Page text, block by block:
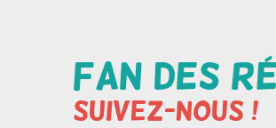
Fan des
Suivez-nous !